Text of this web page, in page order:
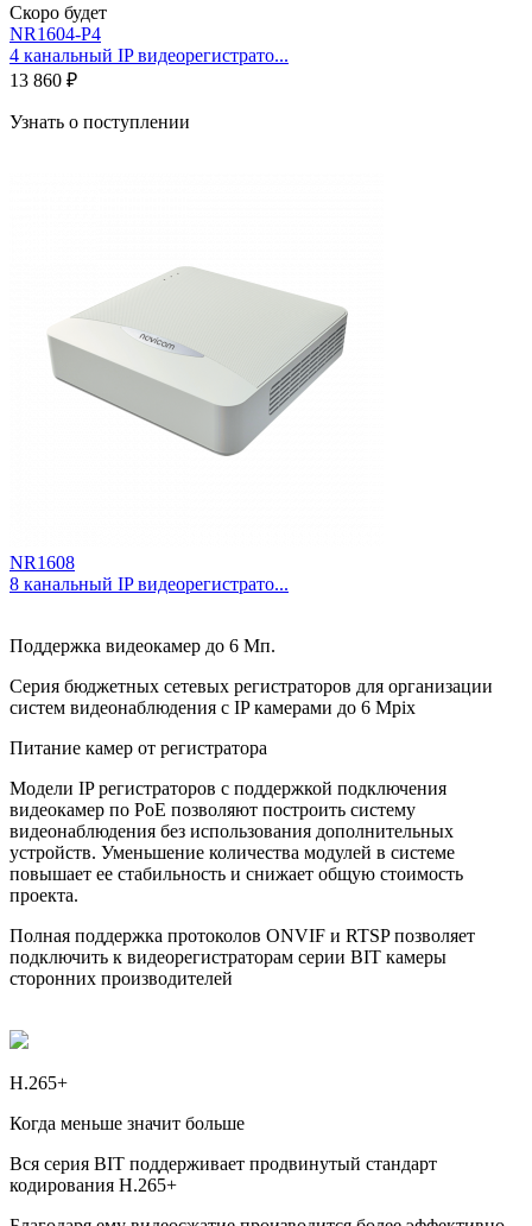
Скоро будет
NR1604-P4
4 канальный IP видеорегистрато...
13 860 ₽
Узнать о поступлении
NR1608
8 канальный IP видеорегистрато...
Поддержка видеокамер до 6 Мп.
Серия бюджетных сетевых регистраторов для организации
систем видеонаблюдения с IP камерами до 6 Mpix
Питание камер от регистратора
Модели IP регистраторов с поддержкой подключения
видеокамер по PoE позволяют построить систему
видеонаблюдения без использования дополнительных
устройств. Уменьшение количества модулей в системе
повышает ее стабильность и снижает общую стоимость
проекта.
Полная поддержка протоколов ONVIF и RTSPпозволяет
подключить к видеорегистраторам серии BIT камеры
сторонних производителей
H.265+
Когда меньше значит больше
Вся серия BIT поддерживает продвинутый стандарт
кодирования H.265+